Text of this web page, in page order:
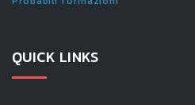
QUICK LINKS